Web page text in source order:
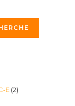
E 22